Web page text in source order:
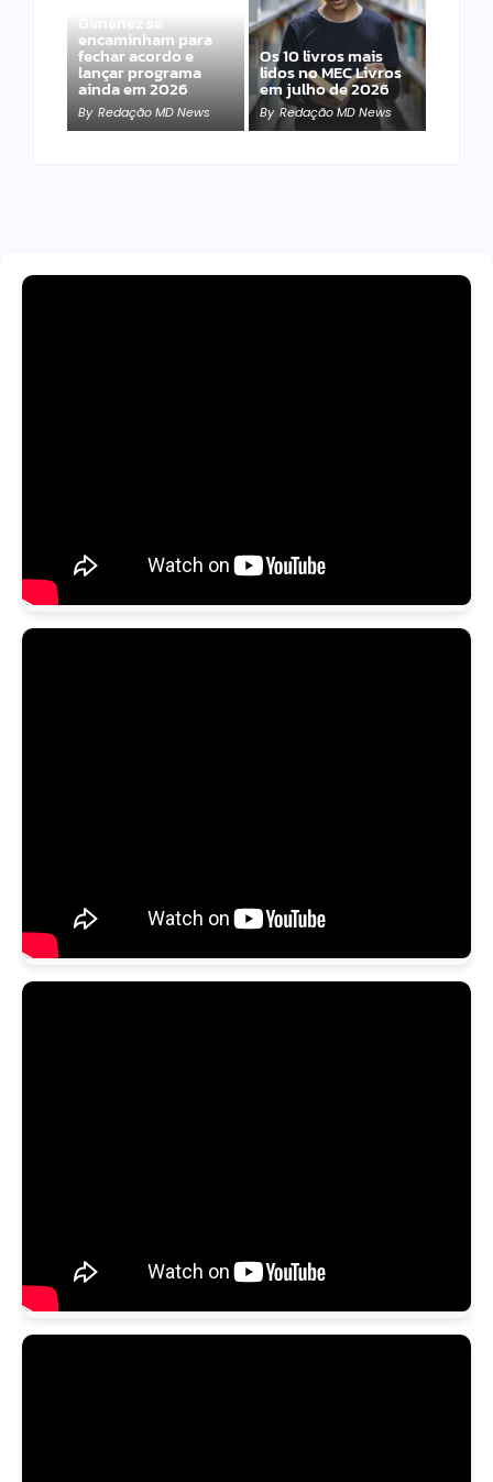
Gimenez se
encaminham para
fechar acordo e
lançar programa
ainda em 2026
By Redação MD News
Os 10 livros mais
lidos no MEC Livros
em julho de 2026
By Redação MD News